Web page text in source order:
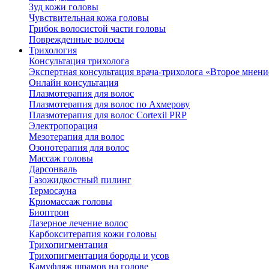
Зуд кожи головы
Чувствительная кожа головы
Грибок волосистой части головы
Поврежденные волосы
Трихология
Консультация трихолога
Экспертная консультация врача-трихолога «Второе
Онлайн консультация
Плазмотерапия для волос
Плазмотерапия для волос по Ахмерову
Плазмотерапия для волос Cortexil PRP
Электропорация
Мезотерапия для волос
Озонотерапия для волос
Массаж головы
Дарсонваль
Газожидкостный пилинг
Термосауна
Криомассаж головы
Биоптрон
Лазерное лечение волос
Карбокситерапия кожи головы
Трихопигментация
Трихопигментация бороды и усов
Камуфляж шрамов на голове